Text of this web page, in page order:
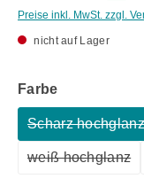
Preise inkl. MwSt. zzgl.
nicht auf Lager
Farbeauswählen
Scharz hochglanz
(Diese
weiß hochglanz
(Diese